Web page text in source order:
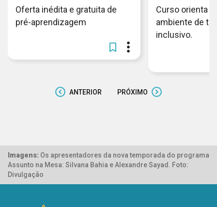
Oferta inédita e gratuita de
pré-aprendizagem
Curso orienta
ambiente de
inclusivo.
ANTERIOR PRÓXIMO
Imagens: Os apresentadores da nova temporada do programa
Assunto na Mesa: Silvana Bahia e Alexandre Sayad. Foto:
Divulgação